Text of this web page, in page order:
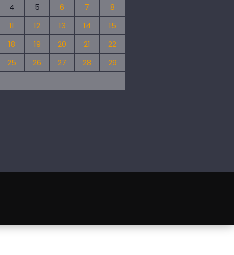
4 5 6 7
8
11 12 13 14
15
18 19 20 21
22
25 26 27 28
29